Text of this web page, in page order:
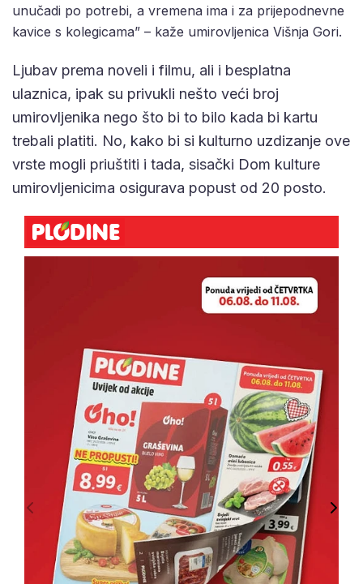
unučadi po potrebi, a vremena ima i za prijepodnevne
kavice s kolegicama” – kaže umirovljenica Višnja Gori.
Ljubav prema noveli i filmu, ali i besplatna
ulaznica, ipak su privukli nešto veći broj
umirovljenika nego što bi to bilo kada bi kartu
trebali platiti. No, kako bi si kulturno uzdizanje ove
vrste mogli priuštiti i tada, sisački Dom kulture
umirovljenicima osigurava popust od 20 posto.